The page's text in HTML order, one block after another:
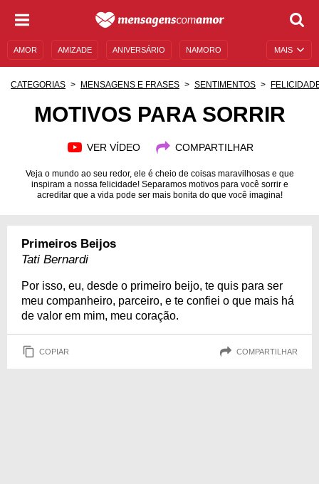
MAIS
AMOR AMIZADE ANIVERSÁRIO NAMORO
CATEGORIAS MENSAGENS E FRASES SENTIMENTOS
MOTIVOS PARA SORRIR
VER VÍDEO COMPARTILHAR
Veja o mundo ao seu redor, ele é cheio de coisas maravilhosas e que
inspiram a nossa felicidade! Separamos motivos para você sorrir e
acreditar que a vida pode ser mais bonita do que você imagina!
Primeiros Beijos
Tati Bernardi
Por isso, eu, desde o primeiro beijo, te quis para ser
meu companheiro, parceiro, e te confiei o que mais há
de valor em mim, meu coração.
COPIAR COMPARTILHAR